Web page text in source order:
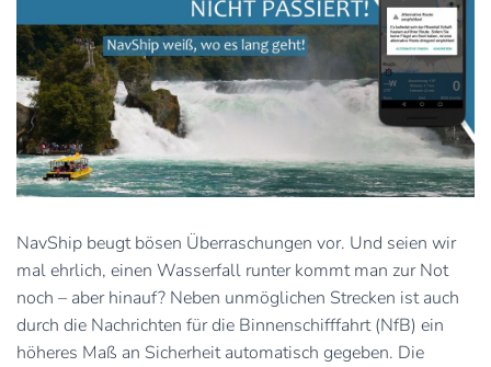
NavShip beugt bösen Überraschungen vor. Und seien wir
mal ehrlich, einen Wasserfall runter kommt man zur Not
noch – aber hinauf? Neben unmöglichen Strecken ist auch
durch die Nachrichten für die Binnenschifffahrt (NfB) ein
höheres Maß an Sicherheit automatisch gegeben. Die